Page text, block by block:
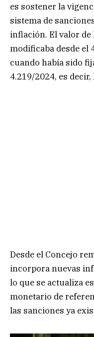
es sostener la
sistema de
inflación. El valor de
modificaba desde el
cuando había sido
4.219/2024, es
Desde el Concejo
incorpora nuevas
lo que se actualiza
monetario de
las sanciones ya